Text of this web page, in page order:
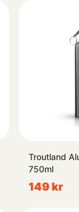
Troutland
750ml
149 kr